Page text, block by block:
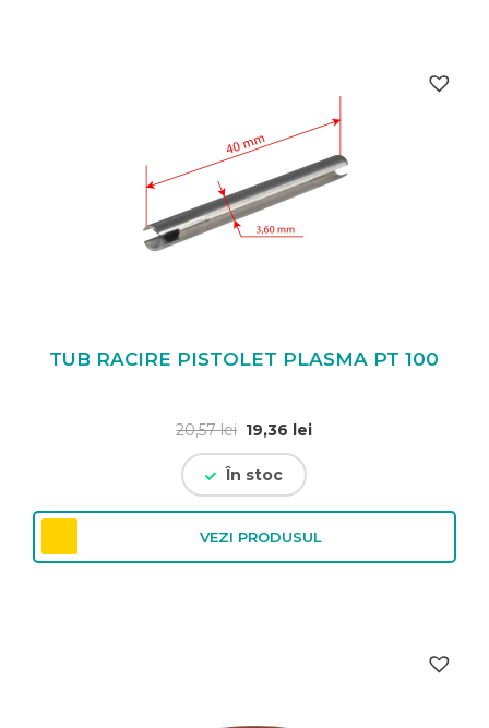
TUB RACIRE PISTOLET PLASMA PT 100
20,57lei Prețul
inițial
a
fost:
19,36 leiPrețul
În stoc
VEZI PRODUSUL